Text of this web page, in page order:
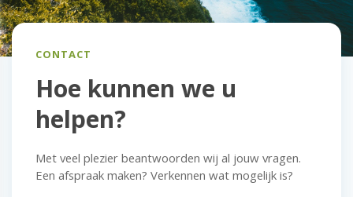
CONTACT
Hoe kunnen we u
helpen?
Met veel plezier beantwoorden wij al jouw vragen.
Een afspraak maken? Verkennen wat mogelijk is?